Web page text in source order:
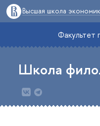
Высшая школа
Факультет
Школа